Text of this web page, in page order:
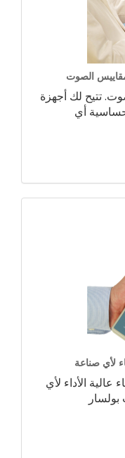
الصوت
تتيح لك أجهزة
أي
لأي صناعة
الأداء لأي